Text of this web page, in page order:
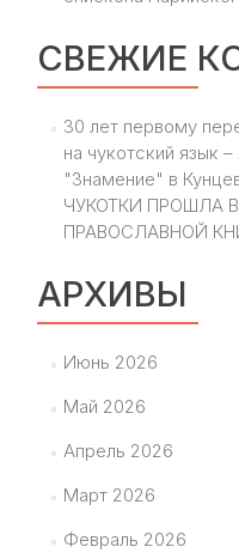
СВЕЖИЕ
30 лет первому
на чукотский язык
"Знамение" в
ЧУКОТКИ ПРОШЛА
ПРАВОСЛАВНОЙ
АРХИВЫ
Июнь 2026
Май 2026
Апрель 2026
Март 2026
Февраль 2026